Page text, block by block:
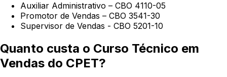
Auxiliar Administrativo – CBO 4110-05
Promotor de Vendas – CBO 3541-30
Supervisor de Vendas - CBO 5201-10
Quanto custa o Curso Técnico em
Vendas do CPET?